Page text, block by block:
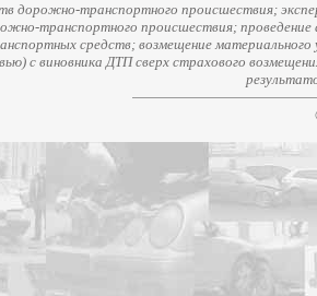
дорожно-транспортного происшествия;
транспортного происшествия;
средств; возмещение
с виновника ДТП сверх страхового